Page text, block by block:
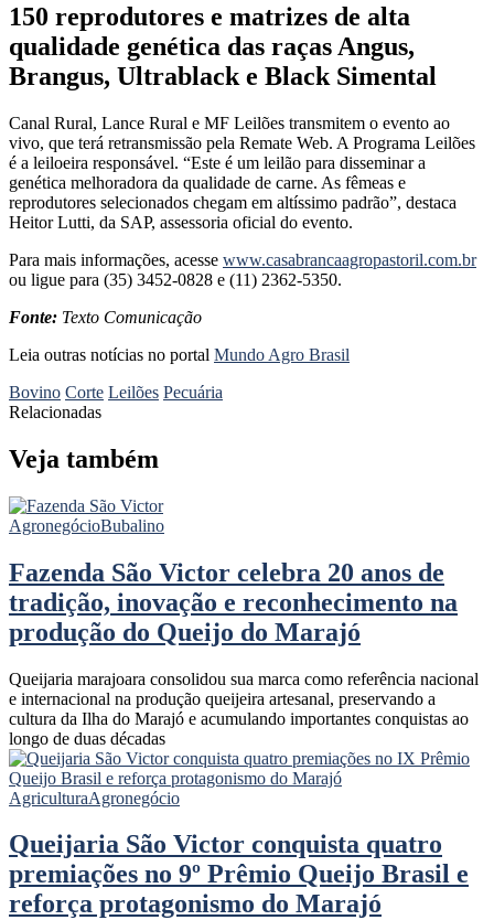
150 reprodutores e matrizes de alta
qualidade genética das raças Angus,
Brangus, Ultrablack e Black Simental
Canal Rural, Lance Rural e MF Leilões transmitem o evento ao
vivo, que terá retransmissão pela Remate Web. A Programa Leilões
é a leiloeira responsável. “Este é um leilão para disseminar a
genética melhoradora da qualidade de carne. As fêmeas e
reprodutores selecionados chegam em altíssimo padrão”, destaca
Heitor Lutti, da SAP, assessoria oficial do evento.
Para mais informações, acesse www.casabrancaagropastoril.com.br
ou ligue para (35) 3452-0828 e (11) 2362-5350.
Fonte: Texto Comunicação
Leia outras notícias no portal Mundo Agro Brasil
Bovino Corte Leilões Pecuária
Relacionadas
Veja também
AgronegócioBubalino
Fazenda São Victor celebra 20 anos de
tradição, inovação e reconhecimento na
produção do Queijo do Marajó
Queijaria marajoara consolidou sua marca como referência nacional
e internacional na produção queijeira artesanal, preservando a
cultura da Ilha do Marajó e acumulando importantes conquistas ao
longo de duas décadas
AgriculturaAgronegócio
Queijaria São Victor conquista quatro
premiações no 9º Prêmio Queijo Brasil e
reforça protagonismo do Marajó